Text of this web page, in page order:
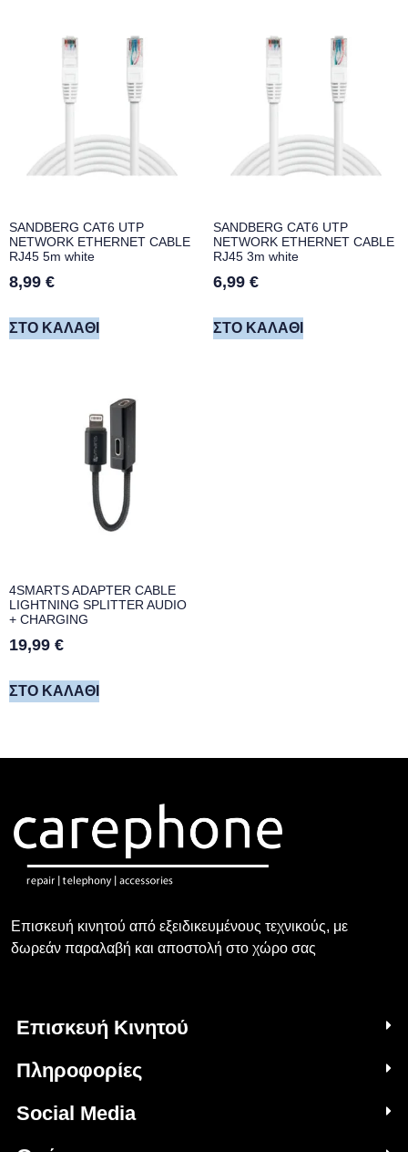
SANDBERG CAT6 UTP
NETWORK ETHERNET CABLE
RJ45 5m white
8,99 €
ΣΤΟ ΚΑΛΆΘΙ
SANDBERG CAT6 UTP
NETWORK ETHERNET CABLE
RJ45 3m white
6,99 €
ΣΤΟ ΚΑΛΆΘΙ
4SMARTS ADAPTER CABLE
LIGHTNING SPLITTER AUDIO
+ CHARGING
19,99 €
ΣΤΟ ΚΑΛΆΘΙ
Επισκευή κινητού από εξειδικευμένους τεχνικούς, με
δωρεάν παραλαβή και αποστολή στο χώρο σας
Επισκευή Κινητού
Πληροφορίες
Social Media